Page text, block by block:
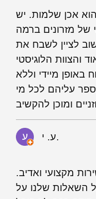
אכן שלמות. יש
של מזרונים ברמה
לציין לשבח את
והצוות הלוגיסטי
באופן מיידי וללא
עליהם לכל מי
ע. י.
מקצועי ואדיב.
השאלות שלנו על